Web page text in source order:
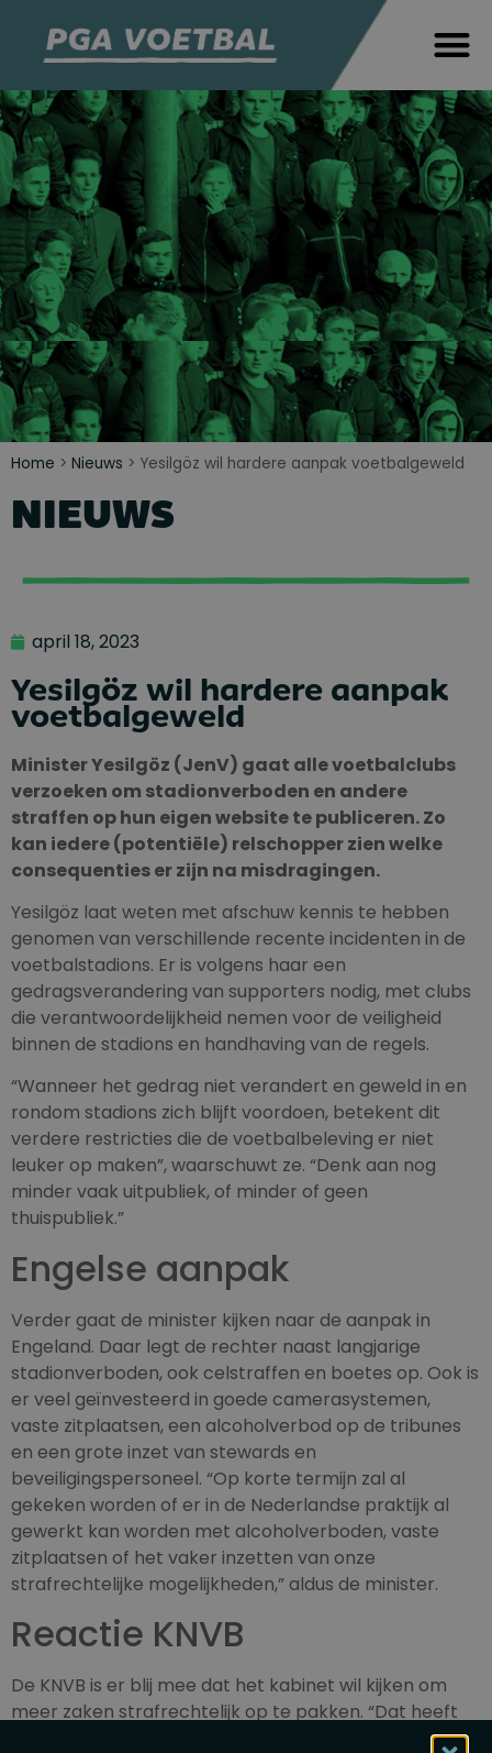
Home > Nieuws > Yesilgöz wil hardere aanpak voetbalgeweld
NIEUWS
april 18, 2023
Yesilgöz wil hardere aanpak
voetbalgeweld
Minister Yesilgöz (JenV) gaat alle voetbalclubs
verzoeken om stadionverboden en andere
straffen op hun eigen website te publiceren. Zo
kan iedere (potentiële) relschopper zien welke
consequenties er zijn na misdragingen.
Yesilgöz laat weten met afschuw kennis te hebben
genomen van verschillende recente incidenten in de
voetbalstadions. Er is volgens haar een
gedragsverandering van supporters nodig, met clubs
die verantwoordelijkheid nemen voor de veiligheid
binnen de stadions en handhaving van de regels.
“Wanneer het gedrag niet verandert en geweld in en
rondom stadions zich blijft voordoen, betekent dit
verdere restricties die de voetbalbeleving er niet
leuker op maken”, waarschuwt ze. “Denk aan nog
minder vaak uitpubliek, of minder of geen
thuispubliek.”
Engelse aanpak
Verder gaat de minister kijken naar de aanpak in
Engeland. Daar legt de rechter naast langjarige
stadionverboden, ook celstraffen en boetes op. Ook is
er veel geïnvesteerd in goede camerasystemen,
vaste zitplaatsen, een alcoholverbod op de tribunes
en een grote inzet van stewards en
beveiligingspersoneel. “Op korte termijn zal al
gekeken worden of er in de Nederlandse praktijk al
gewerkt kan worden met alcoholverboden, vaste
zitplaatsen of het vaker inzetten van onze
strafrechtelijke mogelijkheden,” aldus de minister.
Reactie KNVB
De KNVB is er blij mee dat het kabinet wil kijken om
meer zaken strafrechtelijk op te pakken. “Dat heeft
een afschrikkende werking en werkt in Engeland ook